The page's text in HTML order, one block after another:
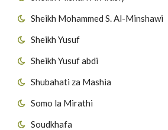
Sheikh Mohammed S. Al-Minshawi
Sheikh Yusuf
Sheikh Yusuf abdi
Shubahati za Mashia
Somo la Mirathi
Soudkhafa